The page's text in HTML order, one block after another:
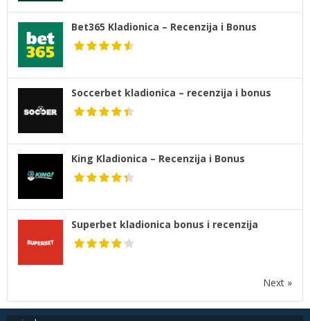
Bet365 Kladionica – Recenzija i Bonus
Soccerbet kladionica – recenzija i bonus
King Kladionica – Recenzija i Bonus
Superbet kladionica bonus i recenzija
Next »